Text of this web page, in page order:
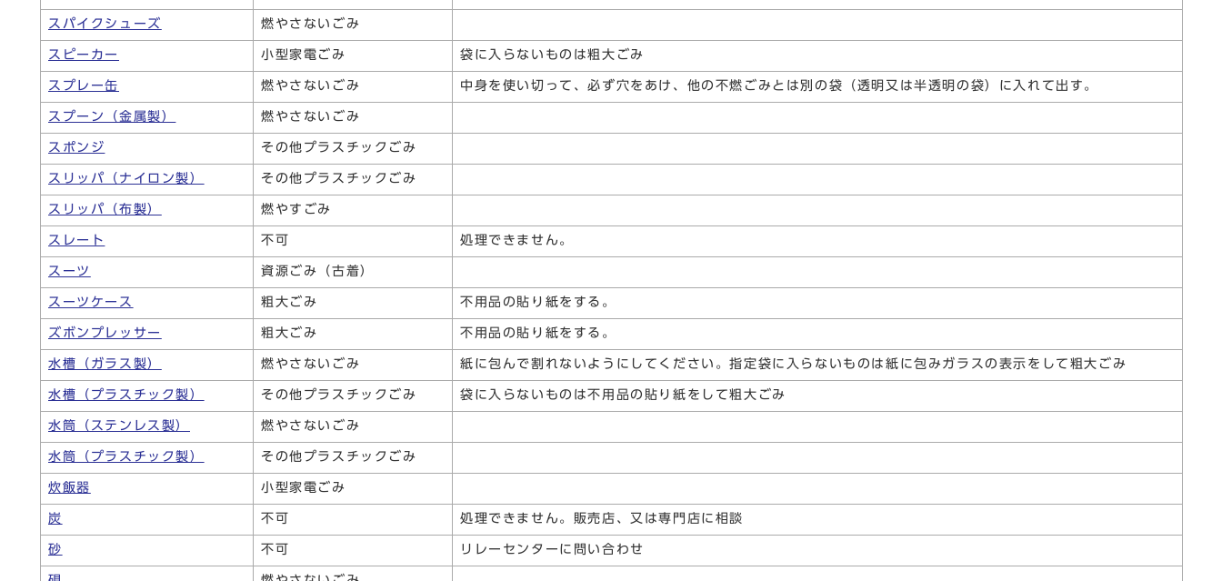
スパイクシューズ 燃やさないごみ
スピーカー 小型家電ごみ 袋に入らないものは粗大ごみ
スプレー缶 燃やさないごみ 中身を使い切って、必ず穴をあけ、他の不燃ごみとは別の袋（透明又は半透明の袋）に入れて出す。
スプーン（金属製） 燃やさないごみ
スポンジ その他プラスチックごみ
スリッパ（ナイロン製） その他プラスチックごみ
スリッパ（布製） 燃やすごみ
スレート 不可 処理できません。
スーツ 資源ごみ（古着）
スーツケース 粗大ごみ 不用品の貼り紙をする。
ズボンプレッサー 粗大ごみ 不用品の貼り紙をする。
水槽（ガラス製） 燃やさないごみ 紙に包んで割れないようにしてください。指定袋に入らないものは紙に包みガラスの表示をして粗大ごみ
水槽（プラスチック製） その他プラスチックごみ 袋に入らないものは不用品の貼り紙をして粗大ごみ
水筒（ステンレス製） 燃やさないごみ
水筒（プラスチック製） その他プラスチックごみ
炊飯器 小型家電ごみ
炭 不可 処理できません。販売店、又は専門店に相談
砂 不可 リレーセンターに問い合わせ